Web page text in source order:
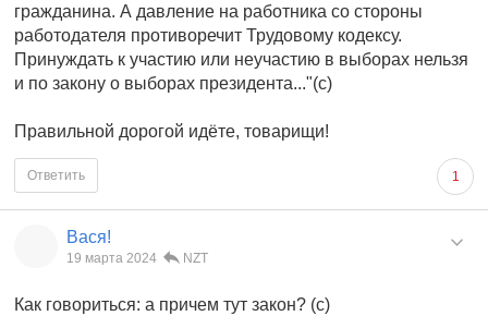
гражданина. А давление на работника со стороны
работодателя противоречит Трудовому кодексу.
Принуждать к участию или неучастию в выборах нельзя
и по закону о выборах президента..."(c)
Правильной дорогой идёте, товарищи!
1
Ответить
Вася!
19 марта 2024 NZT
Как говориться: а причем тут закон? (с)